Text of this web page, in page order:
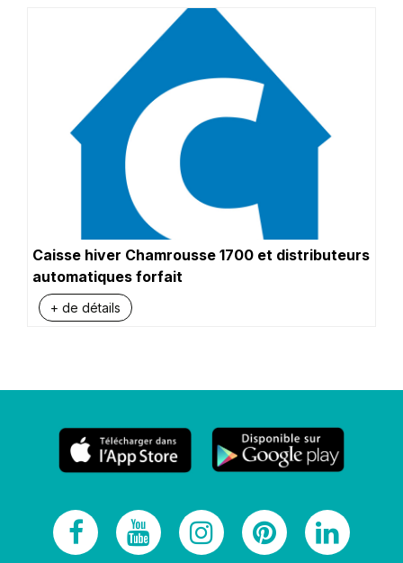
Caisse hiver Chamrousse 1700 et distributeurs
automatiques forfait
+ de détails